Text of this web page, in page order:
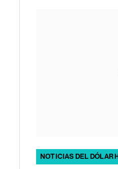
NOTICIAS DEL DÓLAR